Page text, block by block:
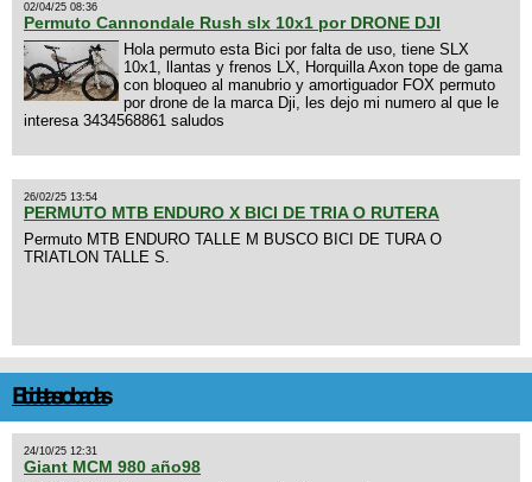
02/04/25 08:36
Permuto Cannondale Rush slx 10x1 por DRONE DJI
Hola permuto esta Bici por falta de uso, tiene SLX
10x1, llantas y frenos LX, Horquilla Axon tope de gama
con bloqueo al manubrio y amortiguador FOX permuto
por drone de la marca Dji, les dejo mi numero al que le
interesa 3434568861 saludos
26/02/25 13:54
PERMUTO MTB ENDURO X BICI DE TRIA O RUTERA
Permuto MTB ENDURO TALLE M BUSCO BICI DE TURA O
TRIATLON TALLE S.
Bicicletas robadas
24/10/25 12:31
Giant MCM 980 año98